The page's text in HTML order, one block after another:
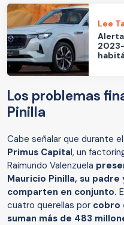
Lee
Los problemas
Pinilla
Cabe señalar que durante
Primus Capital, un
Raimundo Valenzuela
Mauricio Pinilla, su
comparten en conjunto.
cuatro querellas por cobro
suman más de 483